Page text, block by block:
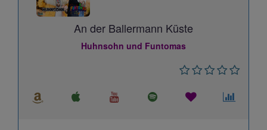
An der Ballermann Küste
Huhnsohn und Funtomas